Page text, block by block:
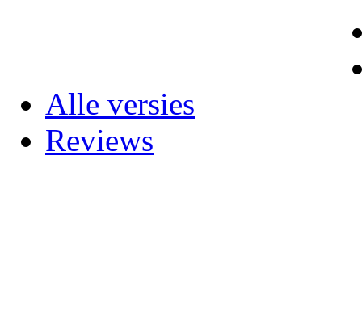
Alle versies
Reviews